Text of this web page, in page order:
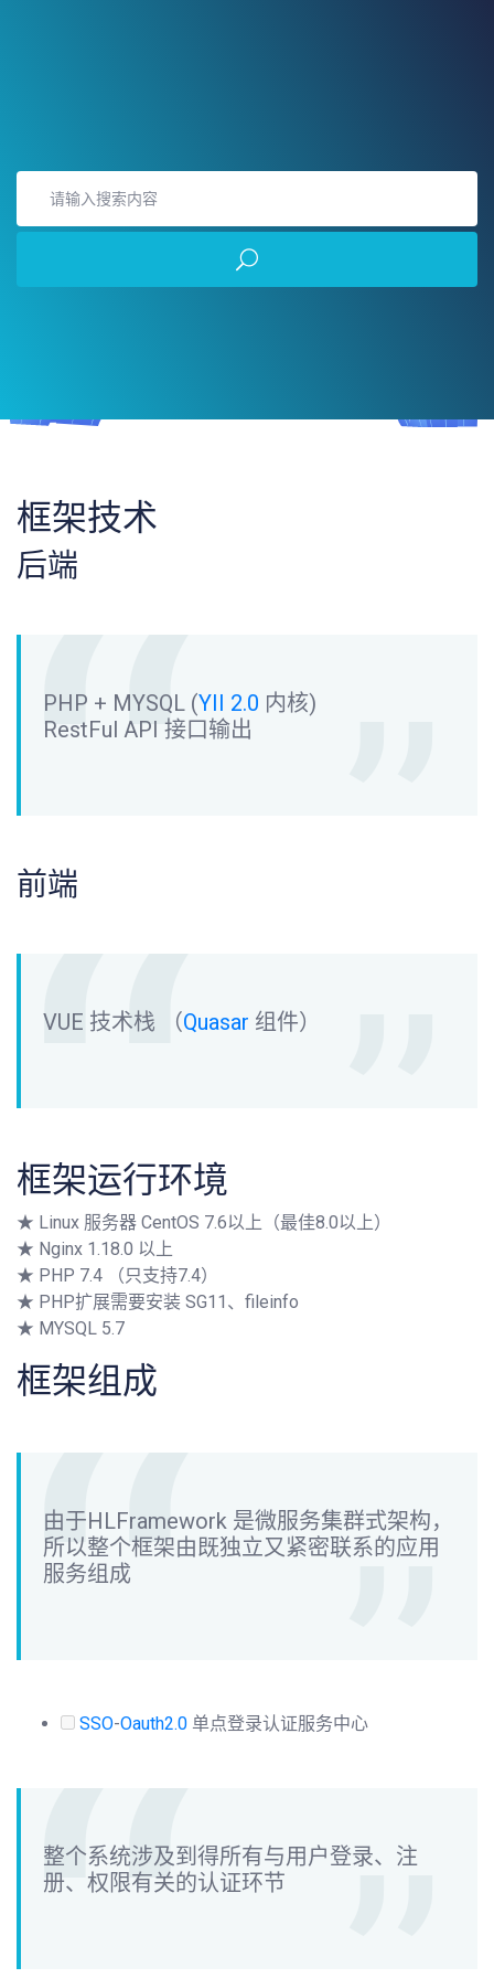
框架技术
后端
PHP + MYSQL (YII 2.0 内核)
RestFul API 接口输出
前端
VUE 技术栈 （Quasar 组件）
框架运行环境
★ Linux 服务器 CentOS 7.6以上（最佳8.0以上）
★ Nginx 1.18.0 以上
★ PHP 7.4 （只支持7.4）
★ PHP扩展需要安装 SG11、fileinfo
★ MYSQL 5.7
框架组成
由于HLFramework 是微服务集群式架构，
所以整个框架由既独立又紧密联系的应用
服务组成
SSO-Oauth2.0 单点登录认证服务中心
整个系统涉及到得所有与用户登录、注
册、权限有关的认证环节